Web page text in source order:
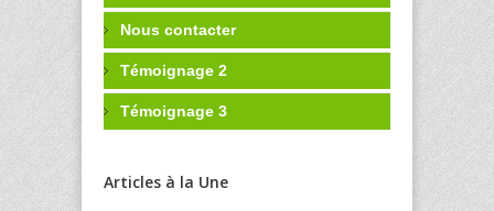
Nous contacter
Témoignage 2
Témoignage 3
Articles à la Une